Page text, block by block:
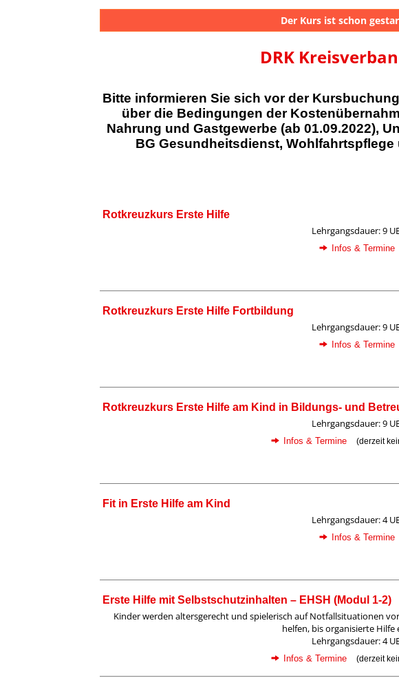
Der Kurs ist schon
DRK
Bitte informieren Sie sich vor der
über die Bedingungen der
Nahrung und Gastgewerbe (ab 01.09.2022),
BG Gesundheitsdienst,
Rotkreuzkurs Erste Hilfe
Lehrgangsdauer: 9
Infos & Termine
Rotkreuzkurs Erste Hilfe Fortbildung
Lehrgangsdauer: 9
Infos & Termine
Rotkreuzkurs Erste Hilfe am Kind in Bildungs- und
Lehrgangsdauer: 9
Infos & Termine (derzeit
Fit in Erste Hilfe am Kind
Lehrgangsdauer: 4
Infos & Termine
Erste Hilfe mit Selbstschutzinhalten – EHSH (Modul 1-2)
Kinder werden altersgerecht und spielerisch auf Notfallsituationen
helfen, bis organisierte
Lehrgangsdauer: 4
Infos & Termine (derzeit